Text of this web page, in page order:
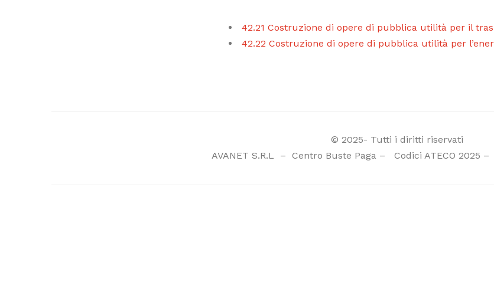
42.21 Costruzione di opere di pubblica utilità per il
42.22 Costruzione di opere di pubblica utilità per
© 2025- Tutti i diritti riservati
AVANET S.R.L
– Centro Buste Paga– Codici ATECO 2025 –